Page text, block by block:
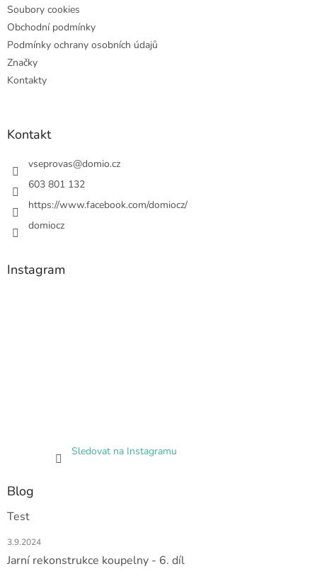
Soubory cookies
Obchodní podmínky
Podmínky ochrany osobních údajů
Značky
Kontakty
Kontakt
vseprovas@domio.cz
603 801 132
https://www.facebook.com/domiocz/
domiocz
Instagram
Sledovat na Instagramu
Blog
Test
3.9.2024
Jarní rekonstrukce koupelny - 6. díl